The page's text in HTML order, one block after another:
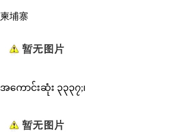
柬埔寨
အကောင်းဆုံး ၃၃၃၇;၊